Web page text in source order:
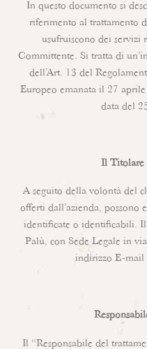
In questo documento si
riferimento al trattamento
usufruiscono dei servizi
Committente. Si tratta di
dell’Art. 13 del
Europeo emanata il 27
data del
Il Titolare
A seguito della volontà del
offerti dall’azienda, possono
identificate o identificabili.
Palù, con Sede Legale in
indirizzo E-mail
Il “Responsabile del